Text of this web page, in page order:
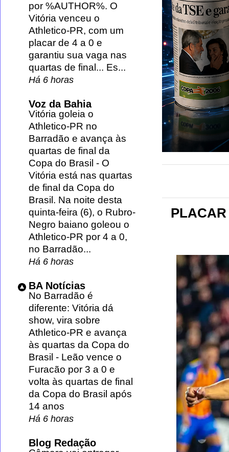
por %AUTHOR%. O
Vitória venceu o
Athletico-PR, com um
placar de 4 a 0 e
garantiu sua vaga nas
quartas de final... Es...
Há 6 horas
Voz da Bahia
Vitória goleia o
Athletico-PR no
Barradão e avança às
quartas de final da
Copa do Brasil - O
Vitória está nas quartas
de final da Copa do
Brasil. Na noite desta
quinta-feira (6), o Rubro-
Negro baiano goleou o
Athletico-PR por 4 a 0,
no Barradão...
Há 6 horas
BA Notícias
No Barradão é
diferente: Vitória dá
show, vira sobre
Athletico-PR e avança
às quartas da Copa do
Brasil - Leão vence o
Furacão por 3 a 0 e
volta às quartas de final
da Copa do Brasil após
14 anos
Há 6 horas
Blog Redação